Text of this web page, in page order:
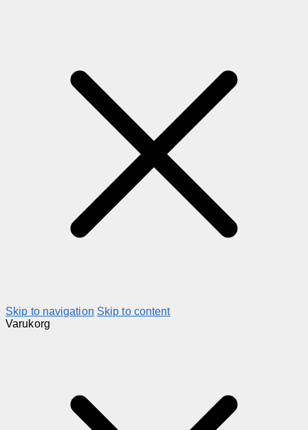
Skip to navigation Skip to content
Varukorg